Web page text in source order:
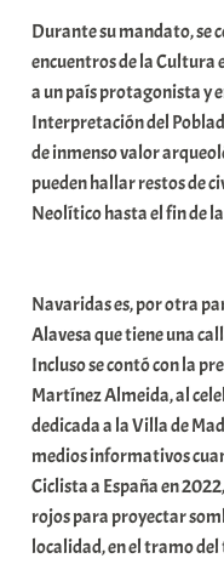
Durante su mandato, se
encuentros de la Cultura
a un país protagonista y
Interpretación del
de inmenso valor
pueden hallar restos de
Neolítico hasta el fin de
Navaridas es, por otra
Alavesa que tiene una
Incluso se contó con la
Martínez Almeida, al
dedicada a la Villa de
medios informativos
Ciclista a España en
rojos para proyectar
localidad, en el tramo